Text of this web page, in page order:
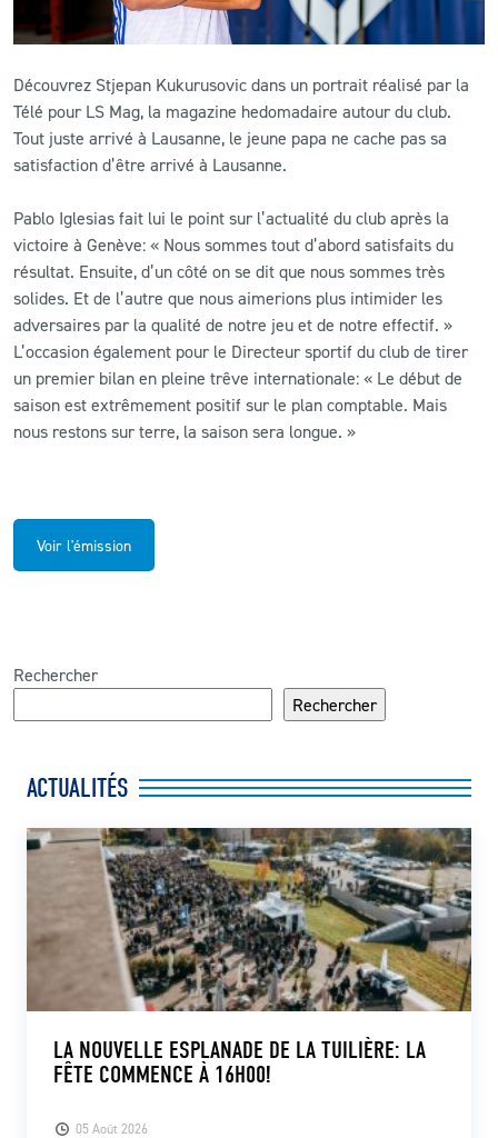
ACTUALITÉS
L’APP DU LS
LS ACADEMY CAMPS
PRESSE ET MEDIAS
Découvrez Stjepan Kukurusovic dans un portrait réalisé par la
Télé pour LS Mag, la magazine hedomadaire autour du club.
Tout juste arrivé à Lausanne, le jeune papa ne cache pas sa
satisfaction d’être arrivé à Lausanne.
Pablo Iglesias fait lui le point sur l’actualité du club après la
victoire à Genève: « Nous sommes tout d’abord satisfaits du
résultat. Ensuite, d’un côté on se dit que nous sommes très
solides. Et de l’autre que nous aimerions plus intimider les
adversaires par la qualité de notre jeu et de notre effectif. »
L’occasion également pour le Directeur sportif du club de tirer
un premier bilan en pleine trêve internationale: « Le début de
saison est extrêmement positif sur le plan comptable. Mais
nous restons sur terre, la saison sera longue. »
Voir l'émission
Rechercher
Rechercher
ACTUALITÉS
05 Août 2026
LA NOUVELLE ESPLANADE DE LA TUILIÈRE: LA
FÊTE COMMENCE À 16H00!